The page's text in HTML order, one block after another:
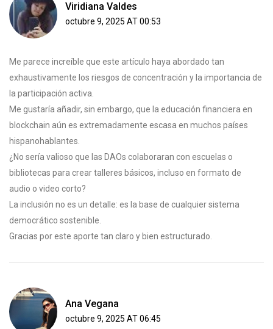
Viridiana Valdes
octubre 9, 2025 AT 00:53
Me parece increíble que este artículo haya abordado tan
exhaustivamente los riesgos de concentración y la importancia de
la participación activa.
Me gustaría añadir, sin embargo, que la educación financiera en
blockchain aún es extremadamente escasa en muchos países
hispanohablantes.
¿No sería valioso que las DAOs colaboraran con escuelas o
bibliotecas para crear talleres básicos, incluso en formato de
audio o video corto?
La inclusión no es un detalle: es la base de cualquier sistema
democrático sostenible.
Gracias por este aporte tan claro y bien estructurado.
Ana Vegana
octubre 9, 2025 AT 06:45